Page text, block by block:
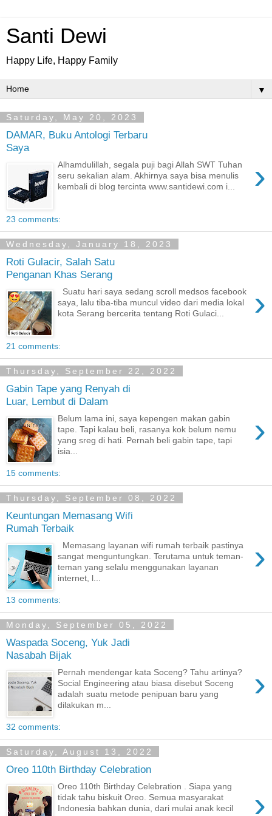
Santi Dewi
Happy Life, Happy Family
▼
Saturday, May 20, 2023
DAMAR, Buku Antologi Terbaru
Saya
›
Alhamdulillah, segala puji bagi Allah SWT Tuhan
seru sekalian alam. Akhirnya saya bisa menulis
kembali di blog tercinta www.santidewi.com i...
23 comments:
Wednesday, January 18, 2023
Roti Gulacir, Salah Satu
Penganan Khas Serang
›
Suatu hari saya sedang scroll medsos facebook
saya, lalu tiba-tiba muncul video dari media lokal
kota Serang bercerita tentang Roti Gulaci...
21 comments:
Thursday, September 22, 2022
Gabin Tape yang Renyah di
Luar, Lembut di Dalam
›
Belum lama ini, saya kepengen makan gabin
tape. Tapi kalau beli, rasanya kok belum nemu
yang sreg di hati. Pernah beli gabin tape, tapi
isia...
15 comments:
Thursday, September 08, 2022
Keuntungan Memasang Wifi
Rumah Terbaik
›
Memasang layanan wifi rumah terbaik pastinya
sangat menguntungkan. Terutama untuk teman-
teman yang selalu menggunakan layanan
internet, l...
13 comments:
Monday, September 05, 2022
Waspada Soceng, Yuk Jadi
Nasabah Bijak
›
Pernah mendengar kata Soceng? Tahu artinya?
Social Engineering atau biasa disebut Soceng
adalah suatu metode penipuan baru yang
dilakukan m...
32 comments:
Saturday, August 13, 2022
Oreo 110th Birthday Celebration
›
Oreo 110th Birthday Celebration . Siapa yang
tidak tahu biskuit Oreo. Semua masyarakat
Indonesia bahkan dunia, dari mulai anak kecil